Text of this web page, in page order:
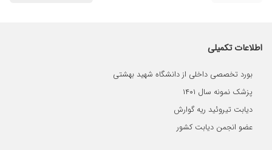
اطلاعات تکمیلی
بورد تخصصی داخلی از دانشگاه شهید بهشتی
پزشک نمونه سال ۱۴۰۱
دیابت تیروئید ریه گوارش
عضو انجمن دیابت کشور